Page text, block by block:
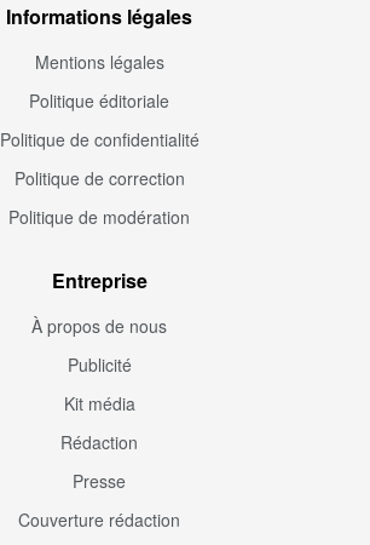
Informations légales
Mentions légales
Politique éditoriale
Politique de confidentialité
Politique de correction
Politique de modération
Entreprise
À propos de nous
Publicité
Kit média
Rédaction
Presse
Couverture rédaction